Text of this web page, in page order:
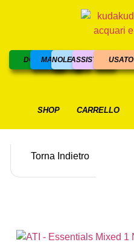
DOLCEMARINO
NOLEGGIOASSISTENZAUSATO
SHOP CARRELLO
Torna Indietro